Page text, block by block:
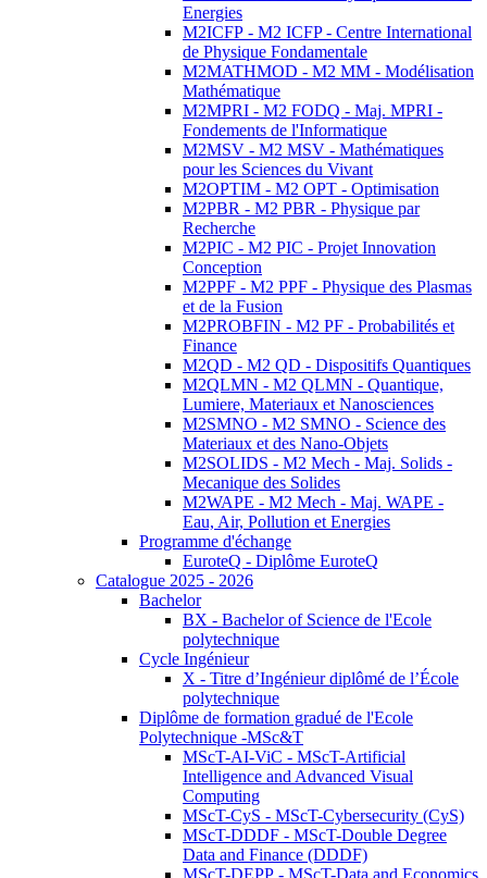
Energies
M2ICFP - M2 ICFP - Centre International
de Physique Fondamentale
M2MATHMOD - M2 MM - Modélisation
Mathématique
M2MPRI - M2 FODQ - Maj. MPRI -
Fondements de l'Informatique
M2MSV - M2 MSV - Mathématiques
pour les Sciences du Vivant
M2OPTIM - M2 OPT - Optimisation
M2PBR - M2 PBR - Physique par
Recherche
M2PIC - M2 PIC - Projet Innovation
Conception
M2PPF - M2 PPF - Physique des Plasmas
et de la Fusion
M2PROBFIN - M2 PF - Probabilités et
Finance
M2QD - M2 QD - Dispositifs Quantiques
M2QLMN - M2 QLMN - Quantique,
Lumiere, Materiaux et Nanosciences
M2SMNO - M2 SMNO - Science des
Materiaux et des Nano-Objets
M2SOLIDS - M2 Mech - Maj. Solids -
Mecanique des Solides
M2WAPE - M2 Mech - Maj. WAPE -
Eau, Air, Pollution et Energies
Programme d'échange
EuroteQ - Diplôme EuroteQ
Catalogue 2025 - 2026
Bachelor
BX - Bachelor of Science de l'Ecole
polytechnique
Cycle Ingénieur
X - Titre d’Ingénieur diplômé de l’École
polytechnique
Diplôme de formation gradué de l'Ecole
Polytechnique -MSc&T
MScT-AI-ViC - MScT-Artificial
Intelligence and Advanced Visual
Computing
MScT-CyS - MScT-Cybersecurity (CyS)
MScT-DDDF - MScT-Double Degree
Data and Finance (DDDF)
MScT-DEPP - MScT-Data and Economics